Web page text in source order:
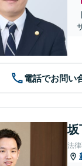
電話でお問い
坂
法